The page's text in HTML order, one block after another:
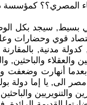
المصري؟؟ كمؤسسة
سيجد بكل
قوي وحضارات
مدنية,
والعقلاء
أنهارت وضعفت
الى, يا إما دولة